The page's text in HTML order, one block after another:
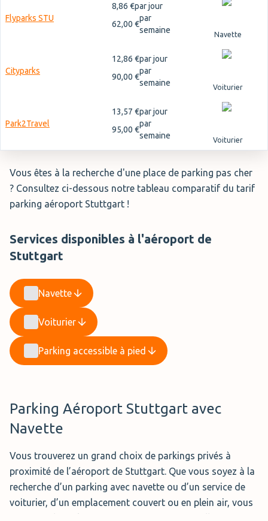
Flyparks STU
8,86 €par jour
62,00 €
par
semaine
Navette
Cityparks
12,86 €par jour
90,00 €
par
semaine
Voiturier
Park2Travel
13,57 €par jour
95,00 €
par
semaine
Voiturier
Vous êtes à la recherche d'une place de parking pas cher
? Consultez ci-dessous notre tableau comparatif du tarif
parking aéroport Stuttgart !
Services disponibles à l'aéroport de
Stuttgart
Navette
Voiturier
Parking accessible à pied
Parking Aéroport Stuttgart avec
Navette
Vous trouverez un grand choix de parkings privés à
proximité de l’aéroport de Stuttgart. Que vous soyez à la
recherche d’un parking avec navette ou d’un service de
voiturier, d’un emplacement couvert ou en plein air, vous